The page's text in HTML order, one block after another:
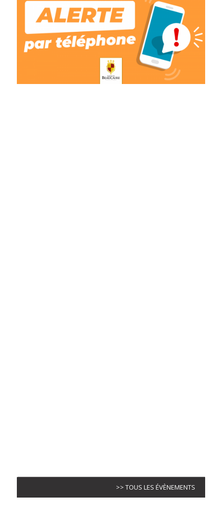
>> TOUS LES ÉVÈNEMENTS